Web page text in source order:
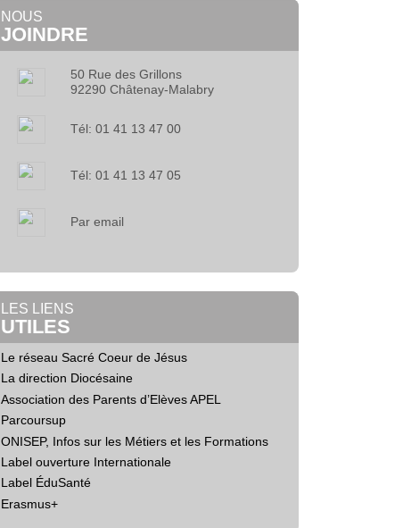
NOUS
JOINDRE
50 Rue des Grillons
92290 Châtenay-Malabry
Tél: 01 41 13 47 00
Tél: 01 41 13 47 05
Par email
LES LIENS
UTILES
Le réseau Sacré Coeur de Jésus
La direction Diocésaine
Association des Parents d’Elèves APEL
Parcoursup
ONISEP, Infos sur les Métiers et les Formations
Label ouverture Internationale
Label ÉduSanté
Erasmus+